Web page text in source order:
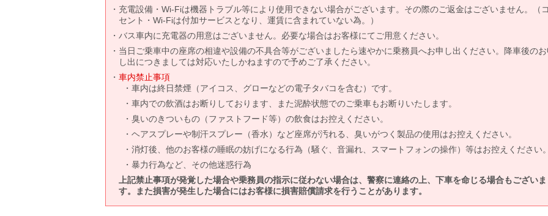
充電設備・Wi-Fiは機器トラブル等により使用できない場合がございます。その際のご返金はございません。（
セント・Wi-Fiは付加サービスとなり、運賃に含まれていない為。）
バス車内に充電器の用意はございません。必要な場合はお客様にてご用意ください。
当日ご乗車中の座席の相違や設備の不具合等がございましたら速やかに乗務員へお申し出ください。降車後の
し出につきましては対応いたしかねますので予めご了承ください。
車内禁止事項
車内は終日禁煙（アイコス、グローなどの電子タバコを含む）です。
車内での飲酒はお断りしております、また泥酔状態でのご乗車もお断りいたします。
臭いのきついもの（ファストフード等）の飲食はお控えください。
ヘアスプレーや制汗スプレー（香水）など座席が汚れる、臭いがつく製品の使用はお控えください。
消灯後、他のお客様の睡眠の妨げになる行為（騒ぐ、音漏れ、スマートフォンの操作）等はお控えください
暴力行為など、その他迷惑行為
上記禁止事項が発覚した場合や乗務員の指示に従わない場合は、警察に連絡の上、下車を命じる場合もございま
す。また損害が発生した場合にはお客様に損害賠償請求を行うことがあります。